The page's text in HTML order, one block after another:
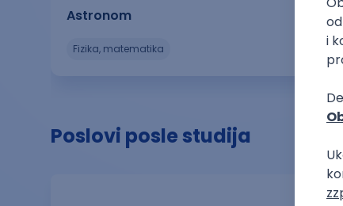
Astronom
fizika, matematika
Poslovi posle studija
prakse